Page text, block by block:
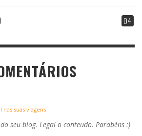
04
suas viagens
seu blog. Legal o conteudo. Parabéns :)